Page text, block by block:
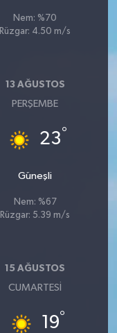
Nem: %70
Rüzgar: 4.50 m/s
13 AĞUSTOS
PERŞEMBE
23°
Güneşli
Nem: %67
Rüzgar: 5.39 m/s
15 AĞUSTOS
CUMARTESI
19°